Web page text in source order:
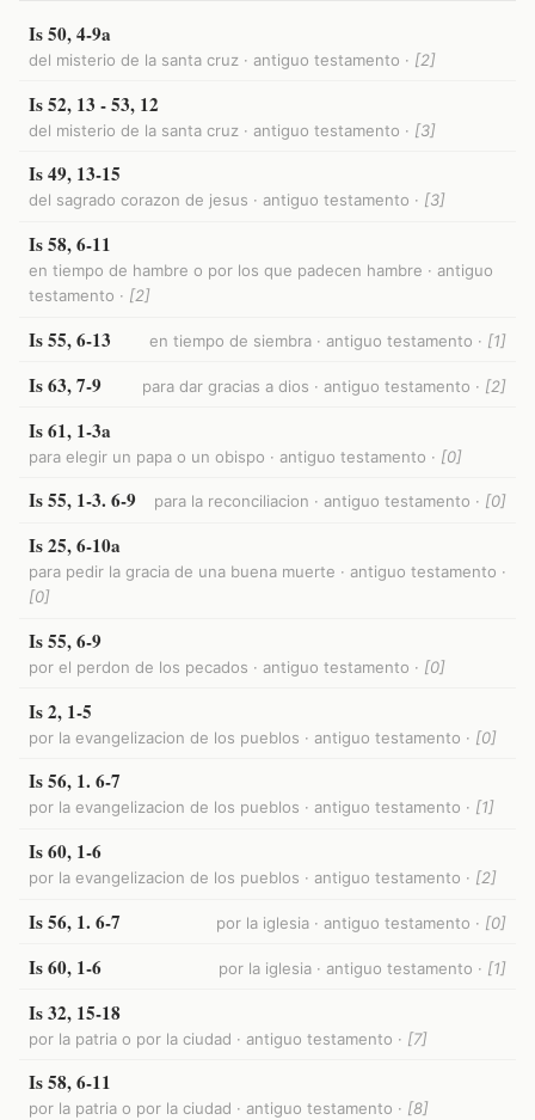
Is 50, 4-9a
del misterio de la santa cruz · antiguo testamento · [2]
Is 52, 13 - 53, 12
del misterio de la santa cruz · antiguo testamento · [3]
Is 49, 13-15
del sagrado corazon de jesus · antiguo testamento · [3]
Is 58, 6-11
en tiempo de hambre o por los que padecen hambre · antiguo
testamento · [2]
Is 55, 6-13 en tiempo de siembra · antiguo testamento · [1]
Is 63, 7-9 para dar gracias a dios · antiguo testamento · [2]
Is 61, 1-3a
para elegir un papa o un obispo · antiguo testamento · [0]
Is 55, 1-3. 6-9 para la reconciliacion · antiguo testamento · [0]
Is 25, 6-10a
para pedir la gracia de una buena muerte · antiguo testamento ·
[0]
Is 55, 6-9
por el perdon de los pecados · antiguo testamento · [0]
Is 2, 1-5
por la evangelizacion de los pueblos · antiguo testamento · [0]
Is 56, 1. 6-7
por la evangelizacion de los pueblos · antiguo testamento · [1]
Is 60, 1-6
por la evangelizacion de los pueblos · antiguo testamento · [2]
Is 56, 1. 6-7 por la iglesia · antiguo testamento · [0]
Is 60, 1-6 por la iglesia · antiguo testamento · [1]
Is 32, 15-18
por la patria o por la ciudad · antiguo testamento · [7]
Is 58, 6-11
por la patria o por la ciudad · antiguo testamento · [8]